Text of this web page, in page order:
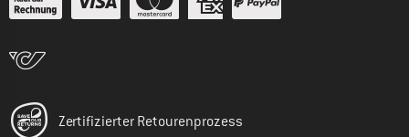
Zertifizierter Retourenprozess